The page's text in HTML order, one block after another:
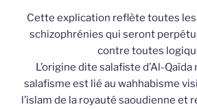
Cette explication reflète toutes
schizophrénies qui seront
contre toutes
L’origine dite salafiste d’Al-
salafisme est lié au wahhabisme
l’islam de la royauté saoudienne et